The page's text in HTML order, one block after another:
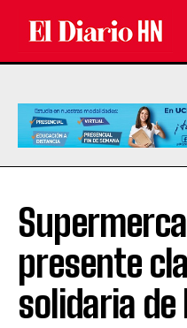
presente
solidaria